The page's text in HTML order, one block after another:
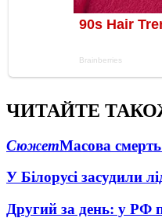
ЧИТАЙТЕ
СюжетМасова
У Білорусі засудили
Другий за день: у РФ